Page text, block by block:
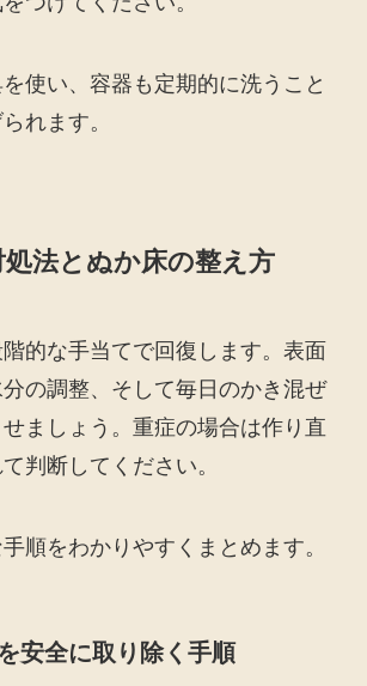
使い、容器も定期的に洗うこと
れます。
法とぬか床の整え方
的な手当てで回復します。表面
の調整、そして毎日のかき混ぜ
ましょう。重症の場合は作り直
判断してください。
順をわかりやすくまとめます。
安全に取り除く手順